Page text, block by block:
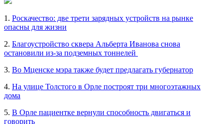
1. Роскачество: две трети зарядных устройств на рынке
опасны для жизни
2. Благоустройство сквера Альберта Иванова снова
остановили из-за подземных тоннелей
3. Во Мценске мэра также будет предлагать губернатор
4. На улице Толстого в Орле построят три многоэтажных
дома
5. В Орле пациентке вернули способность двигаться и
говорить